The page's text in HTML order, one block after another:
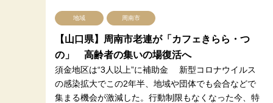
地域 周南市
【山口県】周南市老連が「カフェきらら・つ
の」 高齢者の集いの場復活へ
須金地区は“3人以上”に補助金 新型コロナウイルス
の感染拡大でこの2年半、地域や団体でも会合などで
集まる機会が激減した。行動制限もなくなった今、特